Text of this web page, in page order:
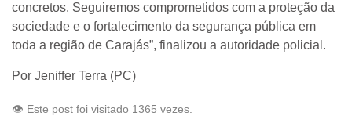
concretos. Seguiremos comprometidos com a proteção da
sociedade e o fortalecimento da segurança pública em
toda a região de Carajás”, finalizou a autoridade policial.
Por Jeniffer Terra (PC)
👁️ Este post foi visitado 1365 vezes.